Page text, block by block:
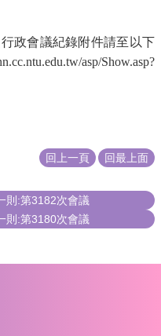
政會議紀錄附件請至以下
asp/Show.asp?
回上一頁 回最上面
則:第3182次會議
則:第3180次會議